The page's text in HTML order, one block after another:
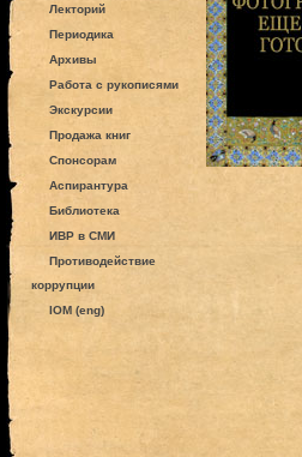
Лекторий
Периодика
Архивы
Работа с рукописями
Экскурсии
Продажа книг
Спонсорам
Аспирантура
Библиотека
ИВР в СМИ
Противодействие
коррупции
IOM (eng)